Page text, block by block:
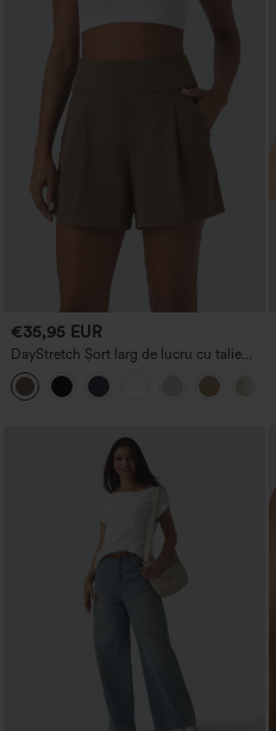
€35,95 EUR
DayStretch Șort larg de lucru cu talie
înaltă, 4'' și buzunare